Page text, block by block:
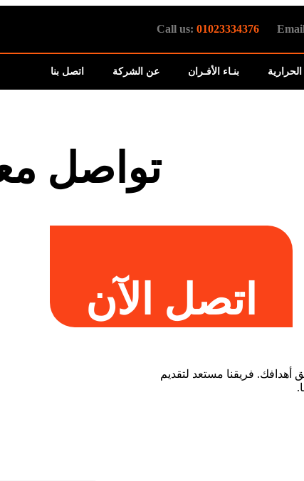
Call us: 01023334376
الحرارية بنـاء الأفـران عن الشركة اتصل بنا
تواصل
اتصل الآن
أهدافك. فريقنا مستعد لتقديم